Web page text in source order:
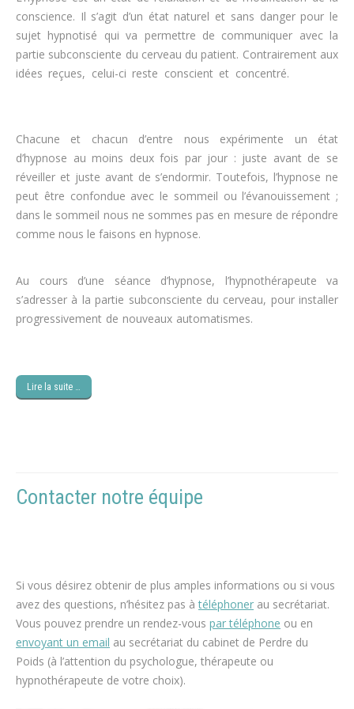
conscience. Il s’agit d’un état naturel et sans danger pour le
sujet hypnotisé qui va permettre de communiquer avec la
partie subconsciente du cerveau du patient. Contrairement aux
idées reçues, celui-ci reste conscient et concentré.
Chacune et chacun d’entre nous expérimente un état
d’hypnose au moins deux fois par jour : juste avant de se
réveiller et juste avant de s’endormir. Toutefois, l’hypnose ne
peut être confondue avec le sommeil ou l’évanouissement ;
dans le sommeil nous ne sommes pas en mesure de répondre
comme nous le faisons en hypnose.
Au cours d’une séance d’hypnose, l’hypnothérapeute va
s’adresser à la partie subconsciente du cerveau, pour installer
progressivement de nouveaux automatismes.
Lire la suite …
Contacter notre équipe
Si vous désirez obtenir de plus amples informations ou si vous
avez des questions, n’hésitez pas àtéléphoner au secrétariat.
Vous pouvez prendre un rendez-vous par téléphone ou en
envoyant un email au secrétariat du cabinet de Perdre du
Poids (à l’attention du psychologue, thérapeute ou
hypnothérapeute de votre choix).